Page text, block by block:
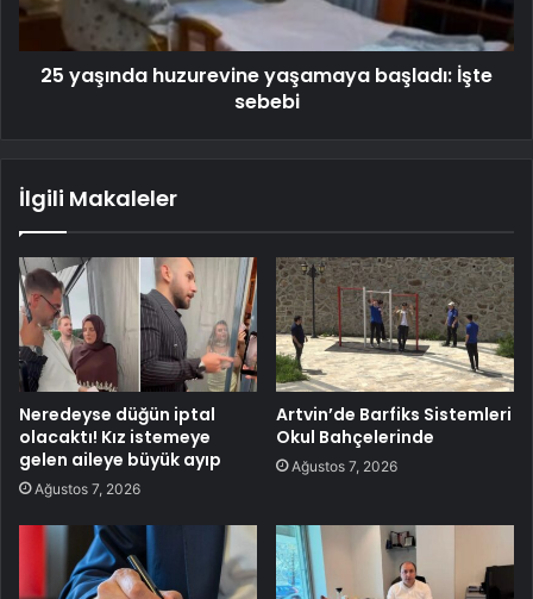
25 yaşında huzurevine yaşamaya başladı: İşte
sebebi
İlgili Makaleler
Neredeyse düğün iptal
olacaktı! Kız istemeye
gelen aileye büyük ayıp
Ağustos 7, 2026
Artvin’de Barfiks Sistemleri
Okul Bahçelerinde
Ağustos 7, 2026